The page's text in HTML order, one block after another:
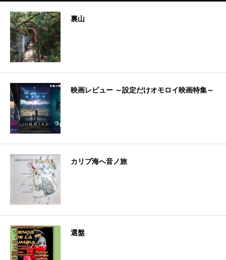
裏山
映画レビュー ～設定だけオモロイ映画特集～
カリブ海へ音ノ旅
選盤